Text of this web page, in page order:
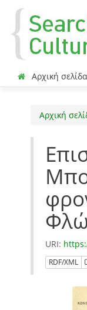
Αρχική σελίδα
Αρχική
URI:
RDF/XML